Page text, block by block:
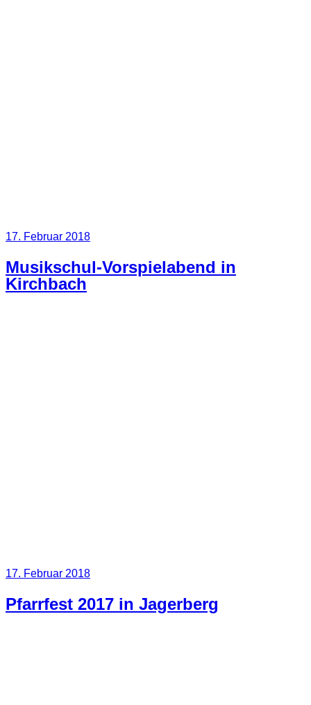
Veröffentlicht
17. Februar 2018
Musikschul-Vorspielabend in
Kirchbach
Veröffentlicht
17. Februar 2018
Pfarrfest 2017 in Jagerberg